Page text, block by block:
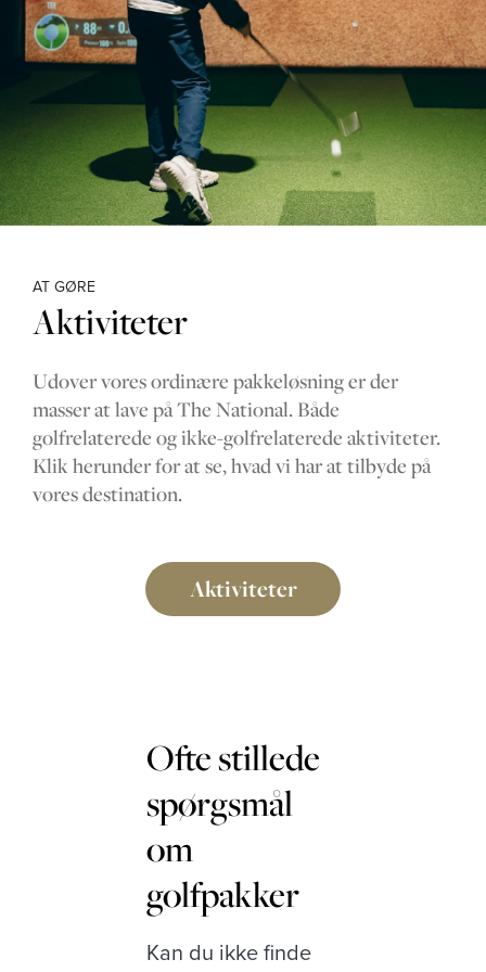
AT GØRE
Aktiviteter
Udover vores ordinære pakkeløsning er der
masser at lave på The National. Både
golfrelaterede og ikke-golfrelaterede aktiviteter.
Klik herunder for at se, hvad vi har at tilbyde på
vores destination.
Aktiviteter
Ofte stillede
spørgsmål
om
golfpakker
Kan du ikke finde